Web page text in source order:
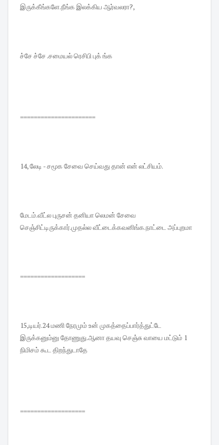
இருக்கீங்களே.நீங்க இலக்கிய ஆர்வலரா?,
ச்சே ச்சே .சமையல் ரெசிபி புக் ங்க
======================
14, லேடி - சமூக சேவை செய்வது தான் என் லட்சியம்.
மேடம்.வீட்ல புருசன் தனியா லெமன் சேவை
செஞ்சிட்டிருக்கார்.முதல்ல வீட்டைக்கவனிங்க.நாட்டை அப்புறமா
===================
15,டியர்.24 மணி நேரமும் உன் முகத்தைப்பார்த்துட்டே
இருக்கனும்னு தோணுது.ஆனா தயவு செஞ்சு வாயை மட்டும் 1
நிமிசம் கூட திறந்துடாதே
===================